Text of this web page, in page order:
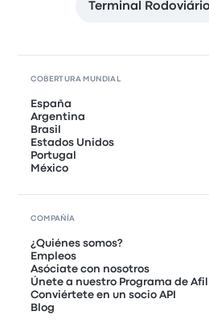
Terminal
COBERTURA MUNDIAL
España
Argentina
Brasil
Estados Unidos
Portugal
México
COMPAÑÍA
¿Quiénes somos?
Empleos
Asóciate con nosotros
Únete a nuestro Programa de
Conviértete en un socio API
Blog